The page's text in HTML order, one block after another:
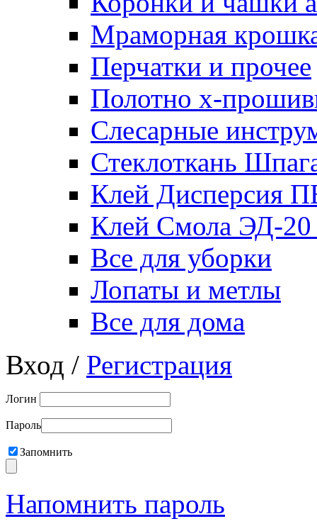
Мраморная
Перчатки и прочее
Полотно х-
Слесарные
Стеклоткань
Клей Дисперсия
Клей Смола ЭД-20
Все для уборки
Лопаты и метлы
Все для дома
Вход / Регистрация
Логин
Пароль
Запомнить
Напомнить пароль